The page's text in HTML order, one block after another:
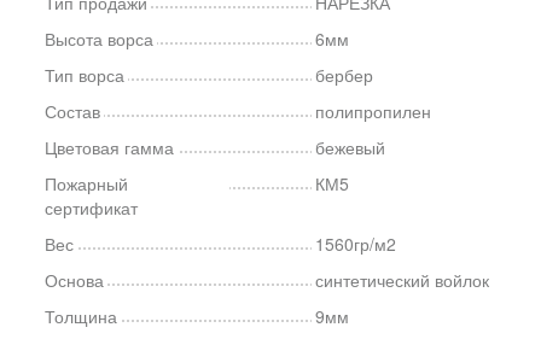
Высота ворса
6мм
Тип ворса
бербер
Состав
полипропилен
Цветовая гамма
бежевый
Пожарный
сертификат
КМ5
Вес
1560гр/м2
Основа
синтетический войлок
Толщина
9мм